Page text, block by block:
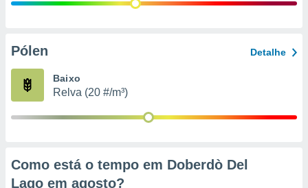
e
de
Pólen Detalhe
Baixo
Relva (20 #/m³)
Como está o tempo em Doberdò Del
Lago em agosto?